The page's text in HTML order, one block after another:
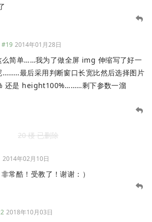
#19 2014年01月28日
简单……我为了做全屏 img 伸缩写了好一
最后采用判断窗口长宽比然后选择图片
还是 height100%………剩下参数一溜
20 楼 已删除
2014年02月10日
非常酷！受教了！谢谢：）
2018年10月03日